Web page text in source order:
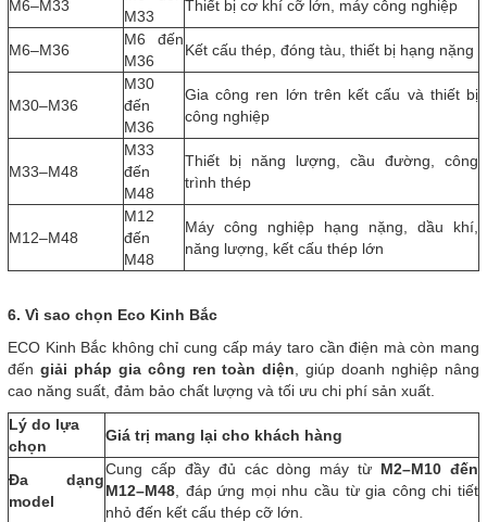
M6–M33
M33
Thiết bị cơ khí cỡ lớn, máy công nghiệp
M6–M36
M6 đến
M36
Kết cấu thép, đóng tàu, thiết bị hạng nặng
M30–M36
M30
đến
M36
Gia công ren lớn trên kết cấu và thiết bị
công nghiệp
M33–M48
M33
đến
M48
Thiết bị năng lượng, cầu đường, công
trình thép
M12–M48
M12
đến
M48
Máy công nghiệp hạng nặng, dầu khí,
năng lượng, kết cấu thép lớn
6. Vì sao chọn Eco Kinh Bắc
ECO Kinh Bắc không chỉ cung cấp máy taro cần điện mà còn mang
đến giải pháp gia công ren toàn diện , giúp doanh nghiệp nâng
cao năng suất, đảm bảo chất lượng và tối ưu chi phí sản xuất.
Lý do lựa
chọn
Giá trị mang lại cho khách hàng
Đa dạng
model
Cung cấp đầy đủ các dòng máy từ M2–M10 đến
M12–M48 , đáp ứng mọi nhu cầu từ gia công chi tiết
nhỏ đến kết cấu thép cỡ lớn.